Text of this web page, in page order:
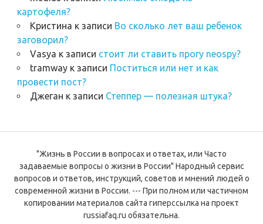
картофеля?
Кристина к записи Во сколько лет ваш ребенок
заговорил?
Vasya к записи стоит ли ставить прогу neospy?
tramwayк записи Поститься или нет и как
провести пост?
Джеган к записи Степпер — полезная штука?
"Жизнь в России в вопросах и ответах, или Часто
задаваемые вопросы о жизни в России" Народный сервис
вопросов и ответов, инструкций, советов и мнений людей о
современной жизни в России. --- При полном или частичном
копировании материалов сайта гиперссылка на проект
russiafaq.ru обязательна.